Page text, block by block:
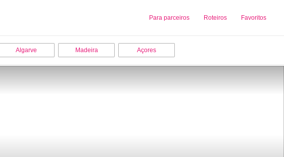
Para parceiros Roteiros Favoritos
Sobre nós Adicionar uma Empresa
Algarve Madeira Açores